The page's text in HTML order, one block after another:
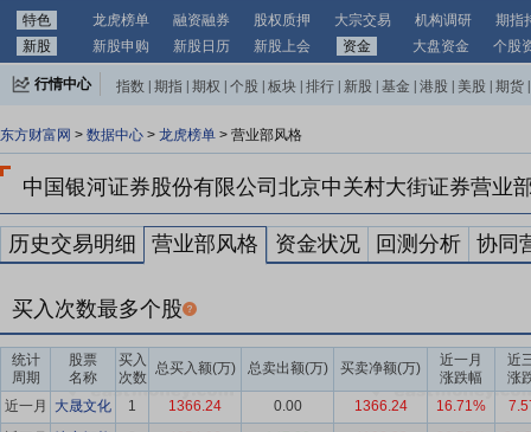
特色 龙虎榜单 融资融券 股权质押 大宗交易 机构调研
期指
新股
新股申购 新股日历 新股上会 资金 大盘资金 个股
行情中心 指数 期指 期权 个股 板块 排行 新股 基金 港股 美股 期货
东方财富网 > 数据中心 > 龙虎榜单 > 营业部风格
中国银河证券股份有限公司北京中关村大街证券营业
历史交易明细 营业部风格 资金状况 回测分析 协同
买入次数最多个股
统计
周期
股票
名称
买入
次数
总买入额(万) 总卖出额(万) 买卖净额(万)
近一月
涨跌幅
近
涨
近一月
大晟文化 1 1366.24 0.00 1366.24 16.71%